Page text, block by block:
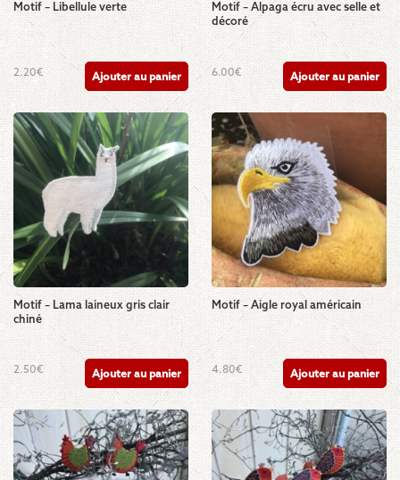
Motif – Libellule verte
2.20€ Ajouter au panier
Motif – Alpaga écru avec selle et
décoré
6.00€ Ajouter au panier
Motif – Lama laineux gris clair
chiné
2.50€ Ajouter au panier
Motif – Aigle royal américain
4.80€ Ajouter au panier